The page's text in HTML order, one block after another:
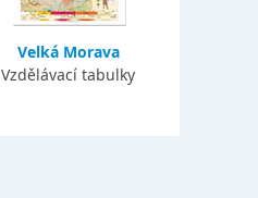
Velká Morava
Vzdělávací tabulky